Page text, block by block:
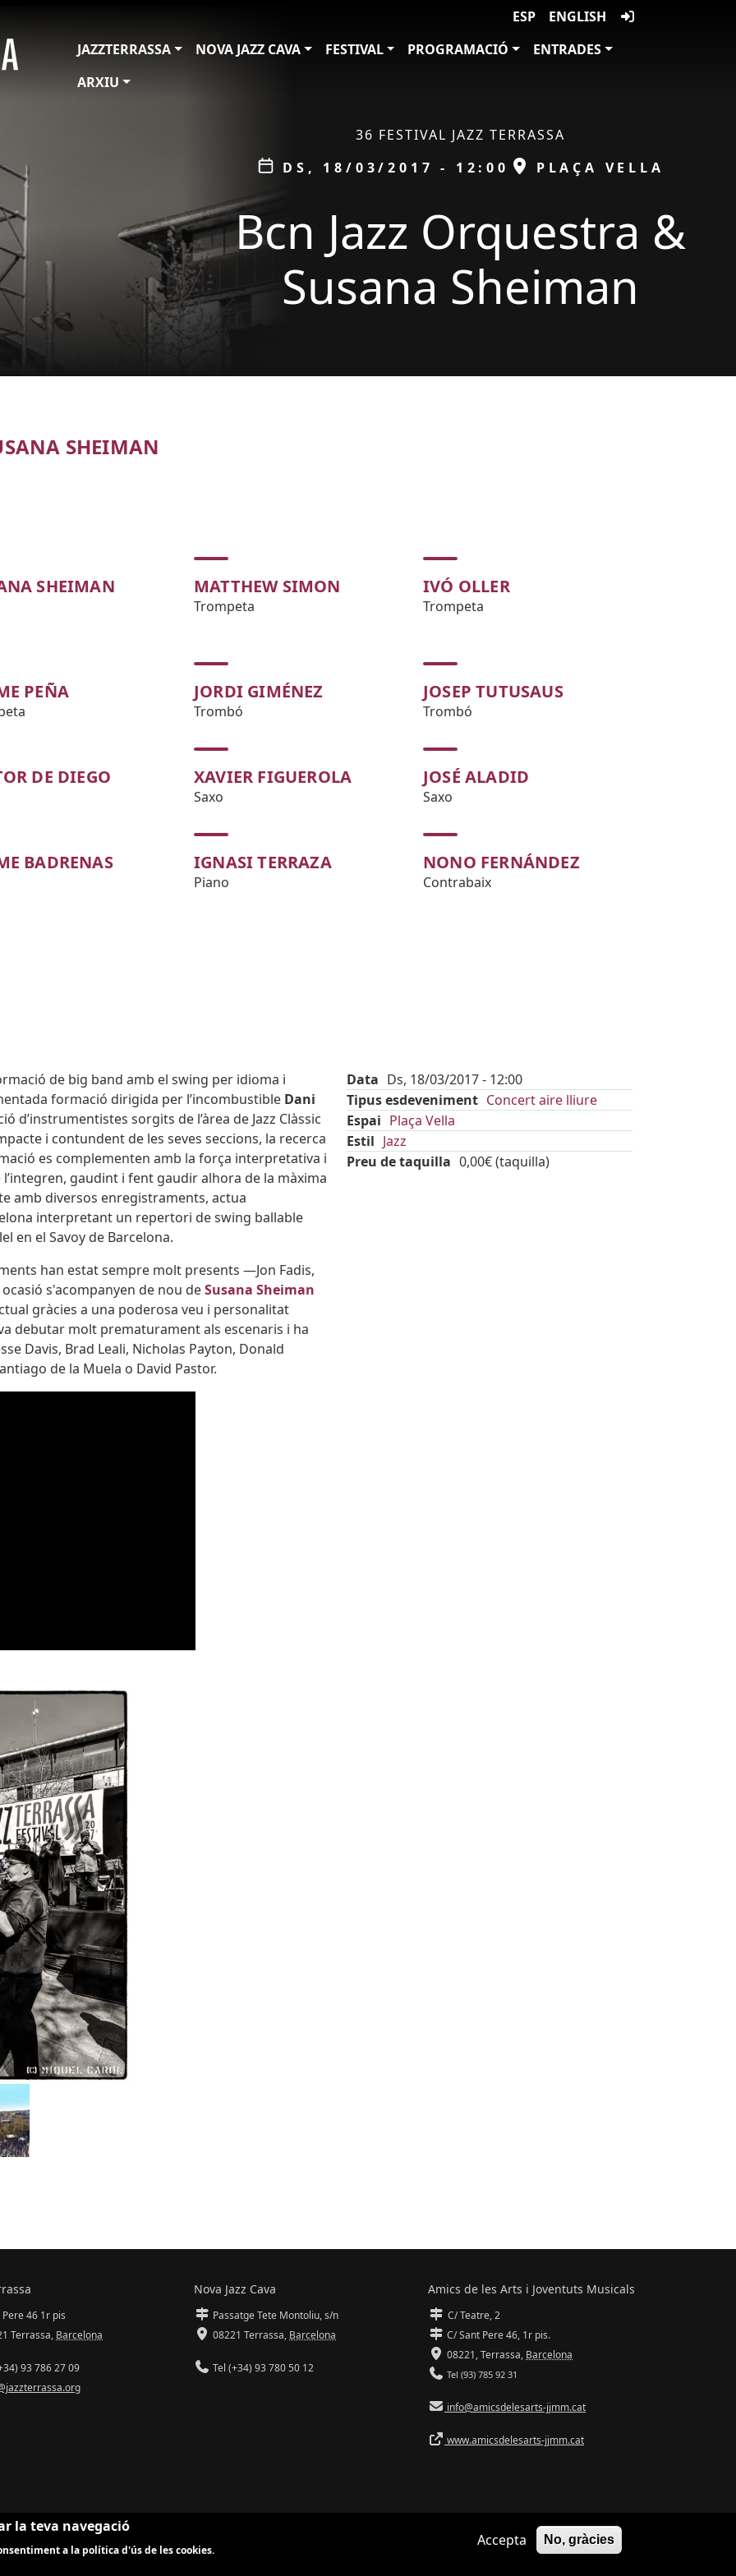
ESP
ENGLISH
JAZZTERRASSA
NOVA JAZZ CAVA FESTIVAL PROGRAMACIÓ
ENTRADES
ARXIU
36 FESTIVAL JAZZ TERRASSA
Data
DS, 18/03/2017 - 12:00 ESPAI
PLAÇA VELLA
Bcn Jazz Orquestra &
Susana Sheiman
SHEIMAN
SHEIMAN MATTHEW SIMON
Trompeta
IVÓ OLLER
Trompeta
PEÑA JORDI GIMÉNEZ
Trombó
JOSEP TUTUSAUS
Trombó
DE DIEGO XAVIER FIGUEROLA
Saxo
JOSÉ ALADID
Saxo
BADRENAS IGNASI TERRAZA
Piano
NONO FERNÁNDEZ
Contrabaix
de big band amb el swing per idioma i
formació dirigida per l’incombustible Dani
d’instrumentistes sorgits de l’àrea de Jazz Clàssic
i contundent de les seves seccions, la recerca
es complementen amb la força interpretativa i
gaudint i fent gaudir alhora de la màxima
amb diversos enregistraments, actua
interpretant un repertori de swing ballable
en el Savoy de Barcelona.
han estat sempre molt presents ­—Jon Fadis,
s'acompanyen de nou deSusana Sheiman
gràcies a una poderosa veu i personalitat
debutar molt prematurament als escenaris i ha
Davis, Brad Leali, Nicholas Payton, Donald
de la Muela o David Pastor.
Data Ds, 18/03/2017 - 12:00
Tipus esdeveniment Concert aire lliure
Espai Plaça Vella
Estil Jazz
Preu de taquilla 0,00€ (taquilla)
Pere 46 1r pis
Terrassa, Barcelona
93 786 27 09
Nova Jazz Cava
Passatge Tete Montoliu, s/n
08221 Terrassa, Barcelona
Tel (+34) 93 780 50 12
Amics de les Arts i Joventuts Musicals
C/ Teatre, 2
C/ Sant Pere 46, 1r pis.
08221,Terrassa, Barcelona
Tel (93) 785 92 31
info@amicsdelesarts-jjmm.cat
www.amicsdelesarts-jjmm.cat
Drupal perCommunia | Hosting d'
la teva navegació
a la política d'ús de les cookies.
Accepta No, gràcies